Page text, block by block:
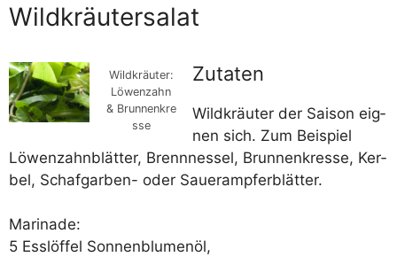
Wildkräutersalat
Wild­kräu­ter:
Löwen­zahn
& Brunnenkre
sse
Zutaten
Wild­kräu­ter der Sai­son eig­
nen sich. Zum Bei­spiel
Löwen­zahn­blät­ter, Brenn­nes­sel, Brun­nen­kres­se, Ker­
bel, Schaf­gar­ben- oder Sauerampferblätter.
Mari­na­de:
5 Ess­löf­fel Sonnenblumenöl,